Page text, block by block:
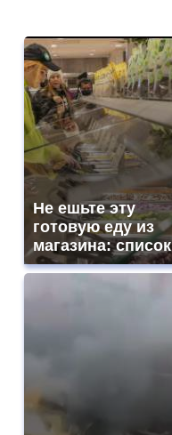
Не ешьте эту
готовую еду из
магазина: список